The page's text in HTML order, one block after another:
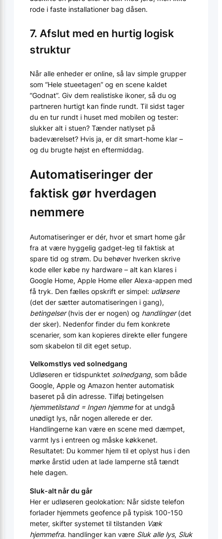
rode i faste installationer bag dåsen.
7. Afslut med en hurtig logisk
struktur
Når alle enheder er online, så lav simple grupper
som “Hele stueetagen” og en scene kaldet
“Godnat”. Giv dem realistiske ikoner, så du og
partneren hurtigt kan finde rundt. Til sidst tager
du en tur rundt i huset med mobilen og tester:
slukker alt i stuen? Tænder natlyset på
badeværelset? Hvis ja, er dit smart-home klar –
og du brugte højst en eftermiddag.
Automatiseringer der
faktisk gør hverdagen
nemmere
Automatiseringer er dér, hvor et smart home går
fra at være hyggelig gadget-leg til faktisk at
spare tid og strøm. Du behøver hverken skrive
kode eller købe ny hardware – alt kan klares i
Google Home, Apple Home eller Alexa-appen med
få tryk. Den fælles opskrift er simpel: udløsere
(det der sætter automatiseringen i gang),
betingelser(hvis der er nogen) og handlinger(det
der sker). Nedenfor finder du fem konkrete
scenarier, som kan kopieres direkte eller fungere
som skabelon til dit eget setup.
Velkomstlys ved solnedgang
Udløseren er tidspunktet solnedgang, som både
Google, Apple og Amazon henter automatisk
baseret på din adresse. Tilføj betingelsen
hjemmetilstand = Ingen hjemmefor at undgå
unødigt lys, når nogen allerede er der.
Handlingerne kan være en scene med dæmpet,
varmt lys i entreen og måske køkkenet.
Resultatet: Du kommer hjem til et oplyst hus i den
mørke årstid uden at lade lamperne stå tændt
hele dagen.
Sluk-alt når du går
Her er udløseren geolokation: Når sidste telefon
forlader hjemmets geofence på typisk 100-150
meter, skifter systemet til tilstanden Væk
hjemmefra. handlinger kan være Sluk alle lys, Sluk